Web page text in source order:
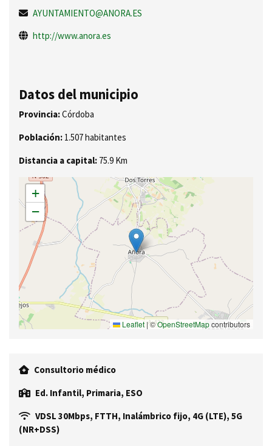
AYUNTAMIENTO@ANORA.ES
http://www.anora.es
Datos del municipio
Provincia:Córdoba
Población: 1.507 habitantes
Distancia a capital: 75.9 Km
+
−
Leaflet |©OpenStreetMapcontributors
Consultorio médico
Ed. Infantil, Primaria, ESO
VDSL 30Mbps, FTTH, Inalámbrico fijo, 4G (LTE), 5G
(NR+DSS)